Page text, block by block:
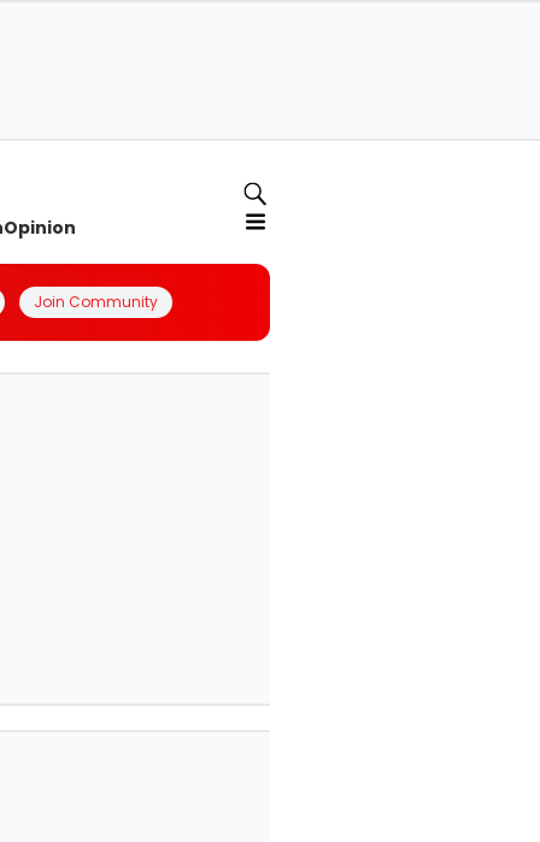
Opinion
Join Community